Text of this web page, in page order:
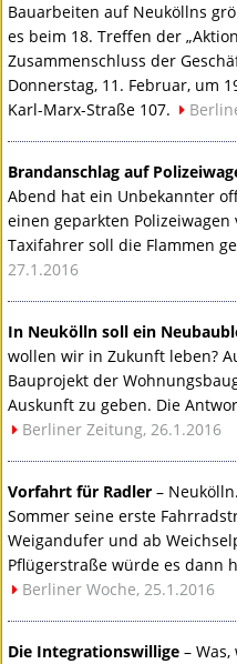
Bauarbeiten auf Neuköllns
es beim 18. Treffen der
Zusammenschluss der
Donnerstag, 11. Februar, um
Karl-Marx-Straße 107.
Brandanschlag auf
Abend hat ein Unbekannter
einen geparkten
Taxifahrer soll die Flammen
27.1.2016
In Neukölln soll ein
wollen wir in Zukunft leben?
Bauprojekt der
Auskunft zu geben. Die
Berliner Zeitung, 26.1.2016
Vorfahrt für Radler –
Sommer seine erste
Weigandufer und ab
Pflügerstraße würde es dann
Berliner Woche, 25.1.2016
Die Integrationswillige –